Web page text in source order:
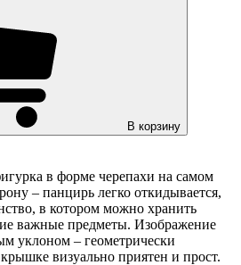
В корзину
в форме черепахи на самом
– панцирь легко откидывается,
в котором можно хранить
важные предметы. Изображение
уклоном – геометрически
визуально приятен и прост.